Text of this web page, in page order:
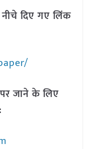
दिए गए लिंक
जाने के लिए